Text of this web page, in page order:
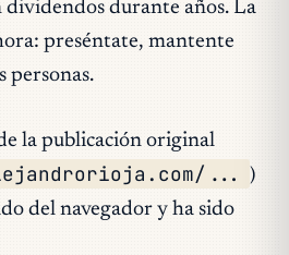
durante años. La
preséntate, mantente
personas.
la publicación original
...
)
del navegador y ha sido